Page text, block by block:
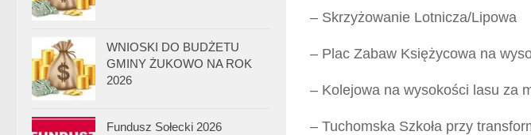
– Skrzyżowanie Lotnicza/Lipowa
– Plac Zabaw Księżycowa na
– Kolejowa na wysokości lasu za
– Tuchomska Szkoła przy
WNIOSKI DO BUDŻETU
GMINY ŻUKOWO NA ROK
2026
Fundusz Sołecki 2026